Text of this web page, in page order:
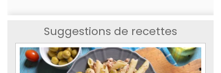
Suggestions de recettes